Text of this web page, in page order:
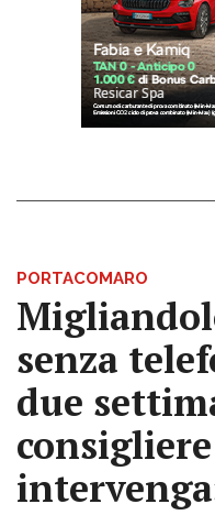
PORTACOMARO
senza
due